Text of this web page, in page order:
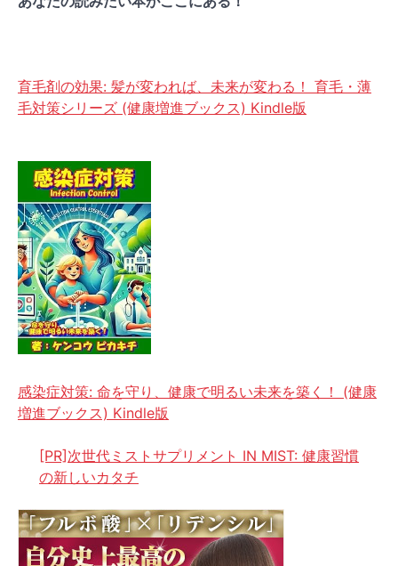
育毛剤の効果: 髪が変われば、未来が変わる！ 育毛・薄
毛対策シリーズ (健康増進ブックス) Kindle版
感染症対策: 命を守り、健康で明るい未来を築く！ (健康
増進ブックス) Kindle版
[PR]次世代ミストサプリメント IN MIST: 健康習慣
の新しいカタチ